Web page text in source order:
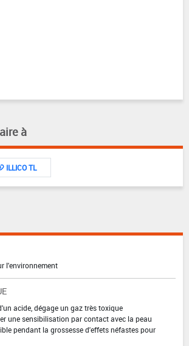
à
ILLICO TL
l'environnement
acide, dégage un gaz très toxique
une sensibilisation par contact avec la peau
pendant la grossesse d'effets néfastes pour